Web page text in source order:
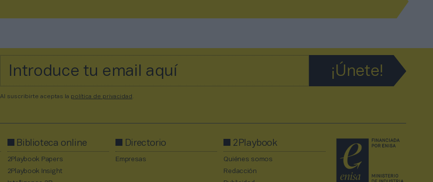
Al suscribirte aceptas la política de privacidad
Biblioteca online
2Playbook Papers
2Playbook Insight
Directorio
Empresas
2Playbook
Quiénes somos
Redacción